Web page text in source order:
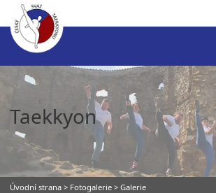
Taekkyon
Úvodní strana > Fotogalerie > Galerie